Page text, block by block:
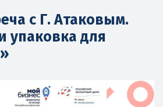
с Г. Атаковым.
упаковка для